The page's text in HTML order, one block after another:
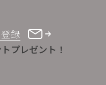
録
プレゼント！